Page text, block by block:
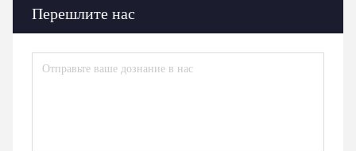
Перешлите нас